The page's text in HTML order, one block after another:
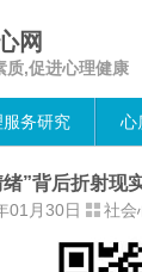
网
质,促进心理健康
务研究 心
绪”背后折射现
01月30日 社会